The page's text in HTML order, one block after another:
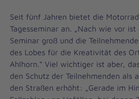
Seit fünf Jahren bietet die
Tagesseminar an. „Nach wie vor ist
Seminar groß und die
des Lobes für die Kreativität des
Ahlhorn.“ Viel wichtiger ist aber,
den Schutz der Teilnehmenden als
den Straßen erhöht: „Gerade im